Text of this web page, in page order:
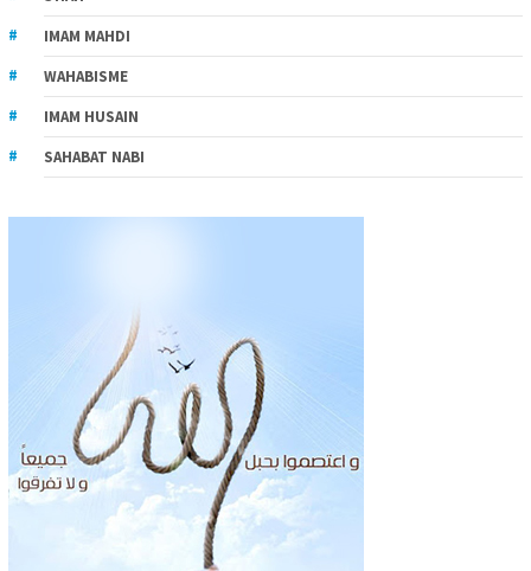
IMAM MAHDI
WAHABISME
IMAM HUSAIN
SAHABAT NABI